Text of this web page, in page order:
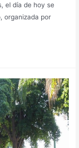
el día de hoy se
organizada por